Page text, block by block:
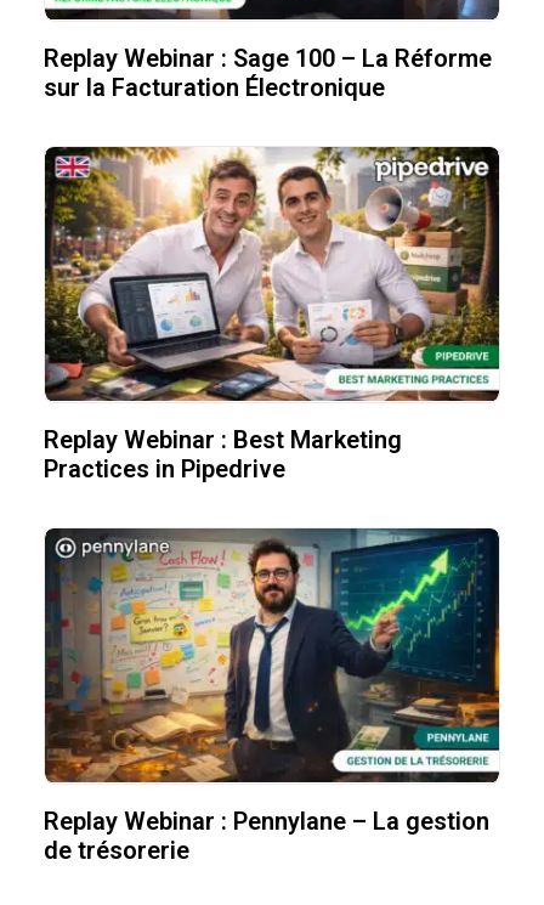
Replay Webinar : Sage 100 – La Réforme
sur la Facturation Électronique
Replay Webinar : Best Marketing
Practices in Pipedrive
Replay Webinar : Pennylane – La gestion
de trésorerie